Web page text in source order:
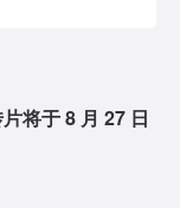
将于 8 月 27 日